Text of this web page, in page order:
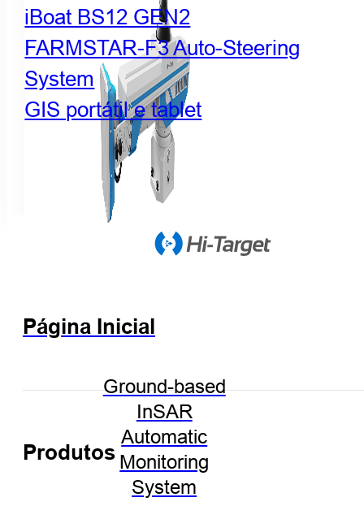
Ground-based
InSAR
Automatic
Monitoring
System
iBoat BS12 GEN2
FARMSTAR-F3 Auto-Steering
System
GIS portátil e tablet
Página Inicial
Produtos